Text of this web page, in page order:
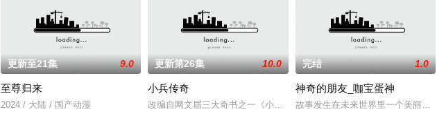
更新至21集 9.0
至尊归来
2024 / 大陆 / 国产动漫
更新第26集 10.0
小兵传奇
改编自网文届三大奇书之一《小兵传奇》。星际战争持续数百年，各种
完结 1.0
神奇的朋友_咖宝蛋神
故事发生在未来世界里一个美丽的